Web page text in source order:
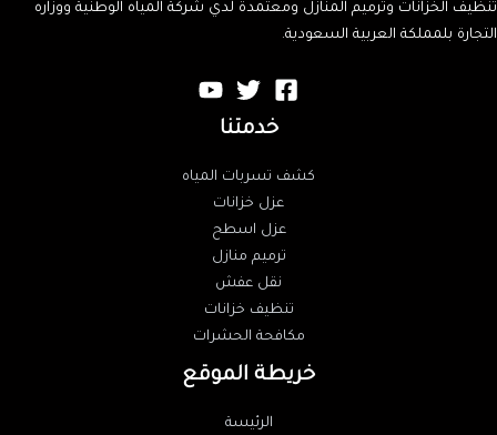
تنظيف الخزانات وترميم المنازل ومعتمدة لدي شركة المياه الوطنية ووزاره
التجارة بلمملكة العربية السعودية.
خدمتنا
كشف تسربات المياه
عزل خزانات
عزل اسطح
ترميم منازل
نقل عفش
تنظيف خزانات
مكافحة الحشرات
خريطة الموقع
الرئيسة